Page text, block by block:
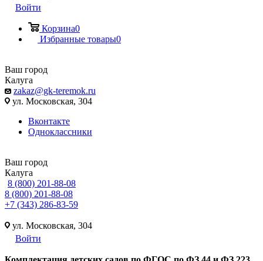
Войти
Корзина0
Избранные товары0
Ваш город
Калуга
zakaz@gk-teremok.ru
ул. Московская, 304
Вконтакте
Одноклассники
Ваш город
Калуга
8 (800) 201-88-08
8 (800) 201-88-08
+7 (343) 286-83-59
ул. Московская, 304
Войти